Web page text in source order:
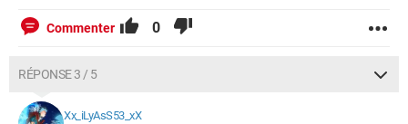
Commenter 0
RÉPONSE 3 / 5
Xx_iLyAsS53_xX